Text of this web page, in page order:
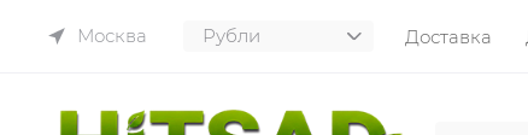
Москва Доставка